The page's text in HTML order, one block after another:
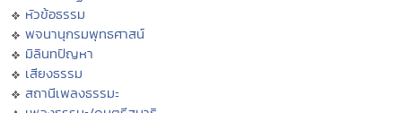
หัวข้อธรรม
พจนานุกรมพุทธศาสน์
มิลินทปัญหา
เสียงธรรม
สถานีเพลงธรรมะ